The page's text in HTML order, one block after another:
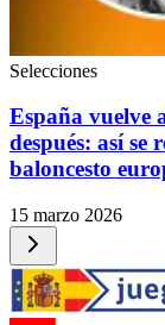
Selecciones
España vuelve
después: así se
baloncesto
15 marzo 2026